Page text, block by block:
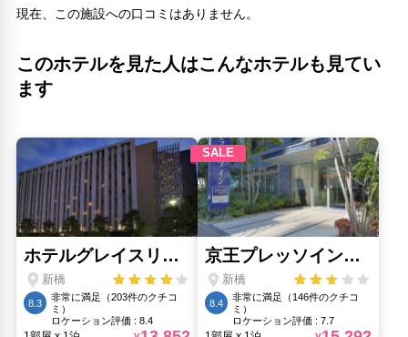
東京画廊(2.07km)
潮入の池(1.14km)
サイワイ稲荷神社(1.32km)
薩摩古武家邸遺跡(650m)
赤坂見附(3.26km)
レインボーブリッジ(遊歩道)(1.42km)
香川・愛媛せとうち旬彩館(1.82km)
人気スポット
()
()
()
現在、この施設への口コミはありません。
このホテルを見た人はこんなホテルも見てい
ます